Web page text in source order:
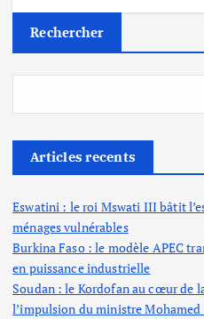
Rechercher
Articles recents
Eswatini : le roi Mswati III bâtit
ménages vulnérables
Burkina Faso : le modèle APEC
en puissance industrielle
Soudan : le Kordofan au cœur de
l’impulsion du ministre